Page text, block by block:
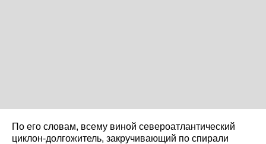
По его словам, всему виной североатлантический
циклон-долгожитель, закручивающий по спирали